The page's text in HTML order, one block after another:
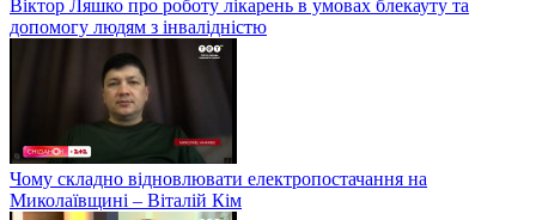
Віктор Ляшко про роботу лікарень в умовах блекауту та
допомогу людям з інвалідністю
Чому складно відновлювати електропостачання на
Миколаївщині – Віталій Кім